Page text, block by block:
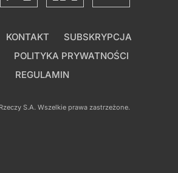
KONTAKT
SUBSKRYPCJA
POLITYKA PRYWATNOŚCI
REGULAMIN
S.A. Wszelkie prawa zastrzeżone.